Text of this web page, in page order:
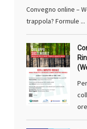
Convegno online –
trappola? Formule ...